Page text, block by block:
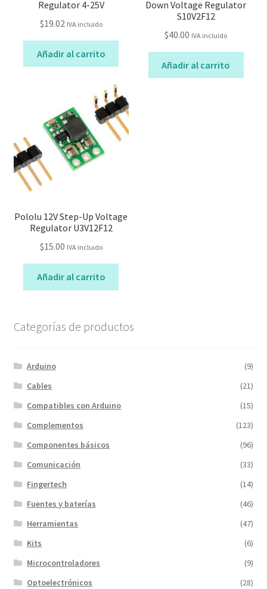
Regulator 4-25V
$19.02 IVA incluido
Añadir al carrito
Down Voltage Regulator
S10V2F12
$40.00 IVA incluido
Añadir al carrito
Pololu 12V Step-Up Voltage
Regulator U3V12F12
$15.00 IVA incluido
Añadir al carrito
Categorías de productos
Arduino
(9)
Cables
(21)
Compatibles con Arduino
(15)
Complementos
(123)
Componentes básicos
(96)
Comunicación
(33)
Fingertech
(14)
Fuentes y baterías
(46)
Herramientas
(47)
Kits
(6)
Microcontroladores
(9)
Optoelectrónicos
(28)